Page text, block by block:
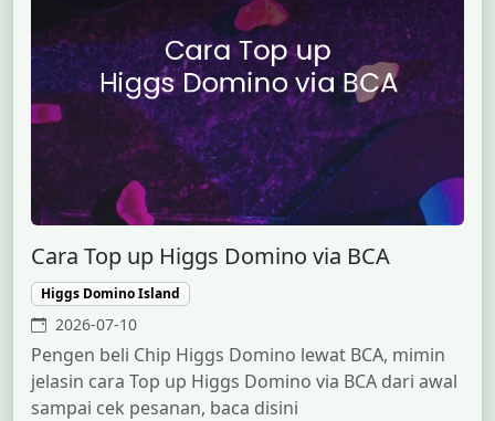
Cara Top up Higgs Domino via BCA
Higgs Domino Island
2026-07-10
Pengen beli Chip Higgs Domino lewat BCA, mimin
jelasin cara Top up Higgs Domino via BCA dari awal
sampai cek pesanan, baca disini